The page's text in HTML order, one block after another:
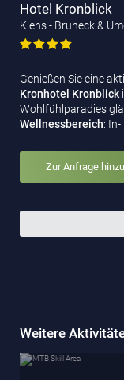
Hotel Kronblick
Kiens - Bruneck &
Genießen Sie eine
Kronhotel Kronblick
Wohlfühlparadies
Wellnessbereich:
Zur Anfrage
Weitere